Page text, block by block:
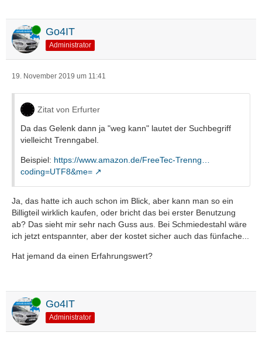
Online Go4IT
Administrator
19. November 2019 um 11:41
Zitat von Erfurter
Da das Gelenk dann ja "weg kann" lautet der Suchbegriff
vielleicht Trenngabel.
Beispiel: https://www.amazon.de/FreeTec-Trenng…
coding=UTF8&me=
Ja, das hatte ich auch schon im Blick, aber kann man so ein
Billigteil wirklich kaufen, oder bricht das bei erster Benutzung
ab? Das sieht mir sehr nach Guss aus. Bei Schmiedestahl wäre
ich jetzt entspannter, aber der kostet sicher auch das fünfache...
Hat jemand da einen Erfahrungswert?
Online Go4IT
Administrator